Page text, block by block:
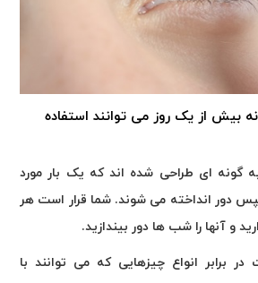
بیش از یک روز می توانند استفاده
به گونه ای طراحی شده اند که یک بار مورد
دور انداخته می شوند. شما قرار است هر
و آنها را شب ها دور بیندازید.
در برابر انواع چیزهایی که می توانند با